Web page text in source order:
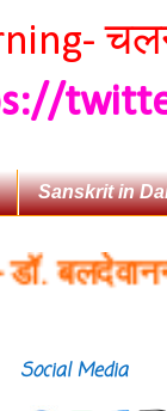
Sanskrit in
Social Media